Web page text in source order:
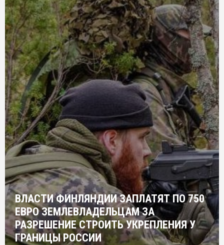
ВЛАСТИ ФИНЛЯНДИИ ЗАПЛАТЯТ ПО 750
ЕВРО ЗЕМЛЕВЛАДЕЛЬЦАМ ЗА
РАЗРЕШЕНИЕ СТРОИТЬ УКРЕПЛЕНИЯ У
ГРАНИЦЫ РОССИИ